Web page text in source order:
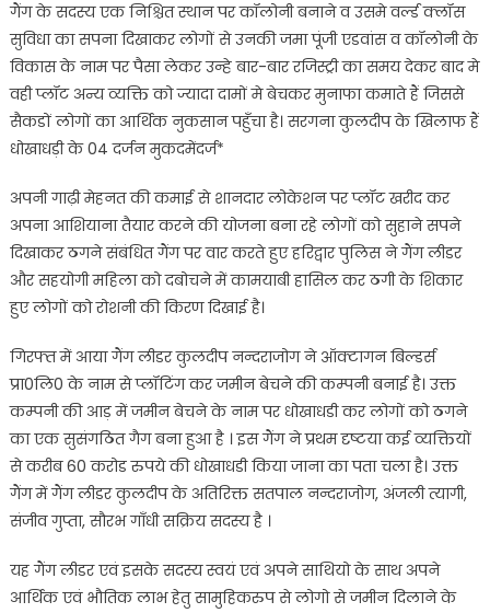
गैंग के सदस्य एक निश्चित स्थान पर कॉलोनी बनाने व उसमे वर्ल्ड क्लॉस
सुविधा का सपना दिखाकर लोगों से उनकी जमा पूंजी एडवांस व कॉलोनी के
विकास के नाम पर पैसा लेकर उन्हे बार-बार रजिस्ट्री का समय देकर बाद मे
वही प्लॉट अन्य व्यक्ति को ज्यादा दामों मे बेचकर मुनाफा कमाते हैं जिससे
सैकडों लोगों का आर्थिक नुकसान पहुँचा है। सरगना कुलदीप के खिलाफ हैं
धोखाधड़ी के 04 दर्जन मुकदमेंदर्ज*
अपनी गाढ़ी मेहनत की कमाई से शानदार लोकेशन पर प्लॉट खरीद कर
अपना आशियाना तैयार करने की योजना बना रहे लोगों को सुहाने सपने
दिखाकर ठगने संबंधित गैंग पर वार करते हुए हरिद्वार पुलिस ने गैंग लीडर
और सहयोगी महिला को दबोचने में कामयाबी हासिल कर ठगी के शिकार
हुए लोगों को रोशनी की किरण दिखाई है।
गिरफ्त में आया गैंग लीडर कुलदीप नन्दराजोग ने ऑक्टागन बिल्डर्स
प्रा0लि0 के नाम से प्लॉटिंग कर जमीन बेचने की कम्पनी बनाई है। उक्त
कम्पनी की आड़ में जमीन बेचने के नाम पर धोखाधडी कर लोगों को ठगने
का एक सुसंगठित गैग बना हुआ है । इस गैंग ने प्रथम दृष्टया कई व्यक्तियों
से करीब 60 करोड रुपये की धोखाधडी किया जाना का पता चला है। उक्त
गैंग में गैंग लीडर कुलदीप के अतिरिक्त सतपाल नन्दराजोग, अंजली त्यागी,
संजीव गुप्ता, सौरभ गाँधी सक्रिय सदस्य है ।
यह गैंग लीडर एवं इसके सदस्य स्वयं एवं अपने साथियो के साथ अपने
आर्थिक एवं भौतिक लाभ हेतु सामुहिकरुप से लोगो से जमीन दिलाने के